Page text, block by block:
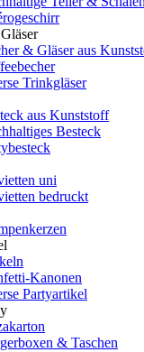
& Gläser aus
Trinkgläser
aus Kunststoff
Besteck
uni
bedruckt
Kanonen
Partyartikel
& Taschen